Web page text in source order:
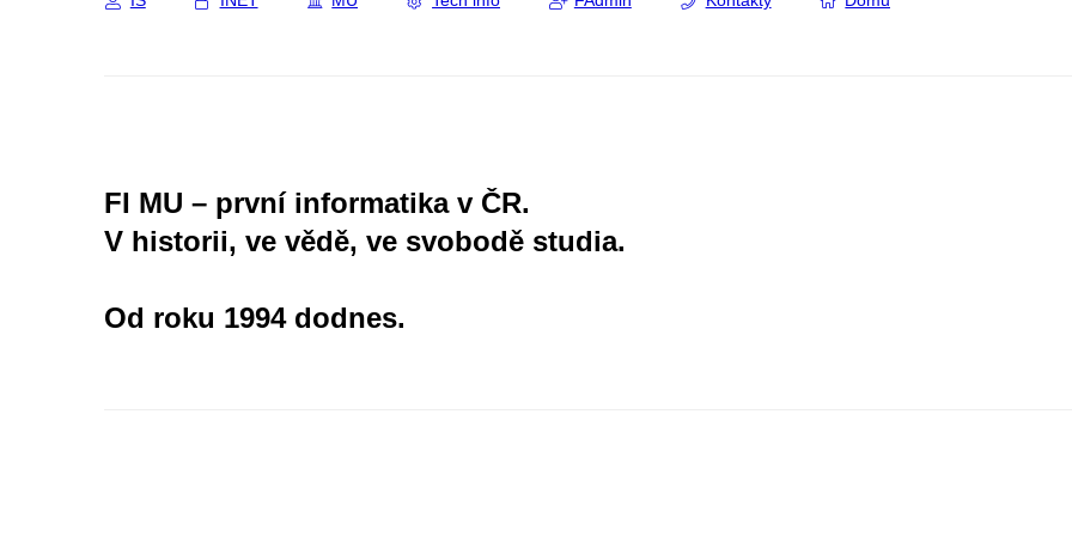
FI MU – první informatika v ČR.
V historii, ve vědě, ve svobodě studia.
Od roku 1994 dodnes.